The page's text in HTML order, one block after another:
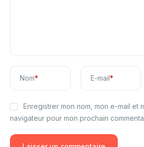
Nom* E-mail*
Enregistrer mon nom, mon e-mail et
navigateur pour mon prochain